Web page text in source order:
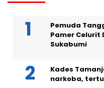
Pemuda
Pamer Celurit
Sukabumi
Kades
narkoba,